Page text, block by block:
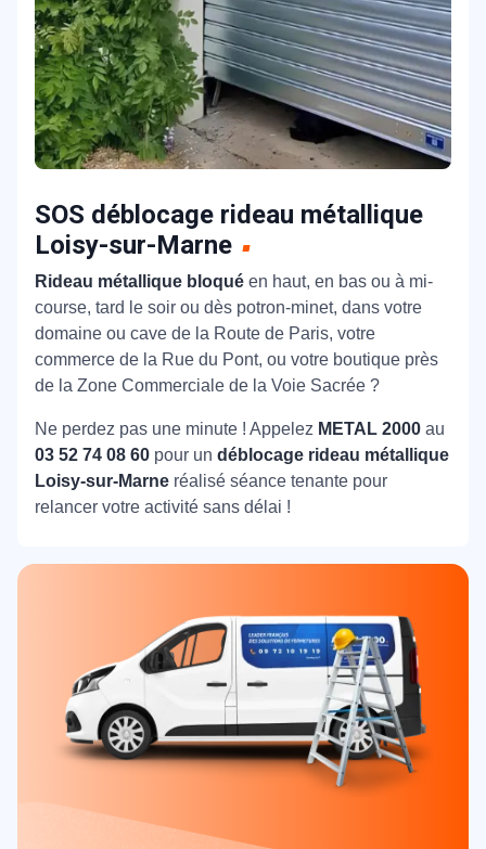
SOS déblocage rideau métallique
Loisy-sur-Marne
Rideau métallique bloqué en haut, en bas ou à mi-
course, tard le soir ou dès potron-minet, dans votre
domaine ou cave de la Route de Paris, votre
commerce de la Rue du Pont, ou votre boutique près
de la Zone Commerciale de la Voie Sacrée ?
Ne perdez pas une minute ! Appelez METAL 2000 au
03 52 74 08 60 pour un déblocage rideau métallique
Loisy-sur-Marne réalisé séance tenante pour
relancer votre activité sans délai !